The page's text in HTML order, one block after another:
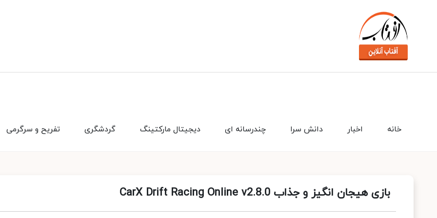
تفریح و سرگرمی گردشگری دیجیتال مارکتینگ چندرسانه ای دانش سرا اخبار خانه
بازی هیجان انگیز و جذاب CarX Drift Racing Online v2.8.0